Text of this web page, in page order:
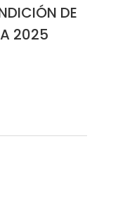
DE
2025